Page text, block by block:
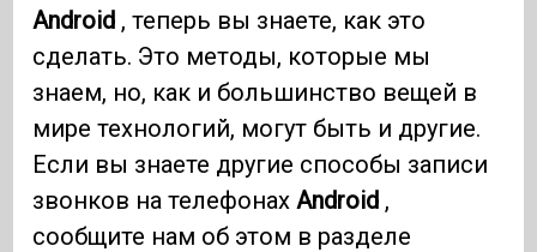
Android , теперь вы знаете, как это
сделать. Это методы, которые мы
знаем, но, как и большинство вещей в
мире технологий, могут быть и другие.
Если вы знаете другие способы записи
звонков на телефонахAndroid ,
сообщите нам об этом в разделе